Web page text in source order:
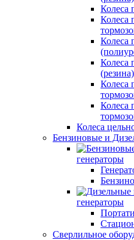
Колеса
Колеса
Колеса
Колеса
(резина)
Колеса
Колеса
Колеса
Бензиновые и
генераторы
генераторы
Сверлильное